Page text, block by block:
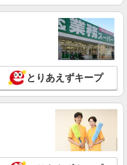
千葉県船橋市二和東5-1-1）
詳細を見る
習志野台 看護小規模多機能
看護小規模多機能／パート／
さらに別途月額手当支給あり
加算含む 〇時間外勤務手当
〇夜勤手当 〇深夜勤務手当 〇
〇早朝7:00〜8:00/夜間18:00〜
イジフリーハウス船橋習志野
志野台8丁目41番10号
とりあえずキープ